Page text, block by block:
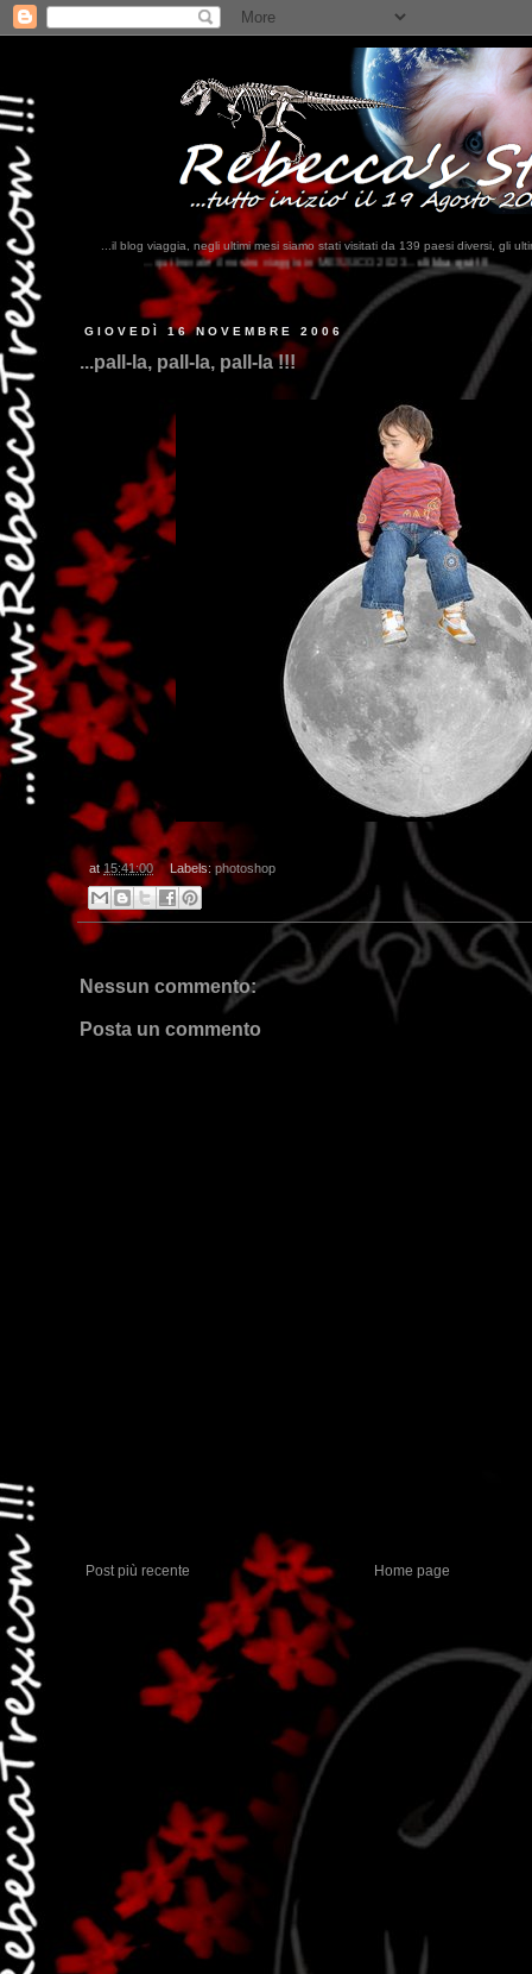
...il blog viaggia, negli ultimi mesi siamo stati visitati da 139 paesi diversi, gli
il nostro viaggio in MESSICO 2023...clikka qui !!!
GIOVEDÌ 16 NOVEMBRE 2006
...pall-la, pall-la, pall-la !!!
at15:41:00 Labels:photoshop
Nessun commento:
Posta un commento
Post più recente Home page